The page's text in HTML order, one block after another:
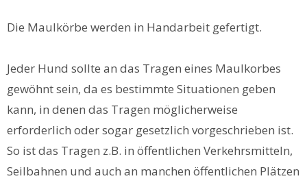
Die Maulkörbe werden in Handarbeit gefertigt.
Jeder Hund sollte an das Tragen eines Maulkorbes
gewöhnt sein, da es bestimmte Situationen geben
kann, in denen das Tragen möglicherweise
erforderlich oder sogar gesetzlich vorgeschrieben ist.
So ist das Tragen z.B. in öffentlichen Verkehrsmitteln,
Seilbahnen und auch an manchen öffentlichen Plätzen